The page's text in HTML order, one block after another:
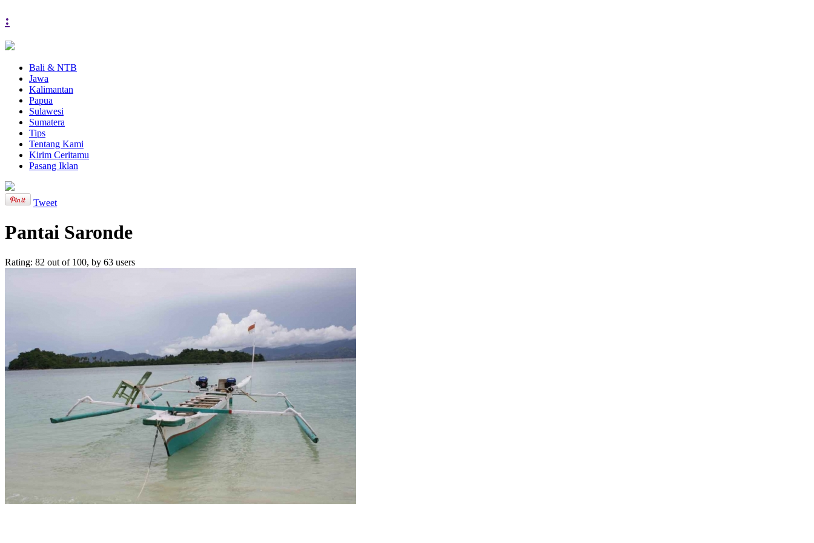
:
Bali & NTB
Jawa
Kalimantan
Papua
Sulawesi
Sumatera
Tips
Tentang Kami
Kirim Ceritamu
Pasang Iklan
Tweet
Pantai Saronde
Rating: 82 out of 100, by 63 users